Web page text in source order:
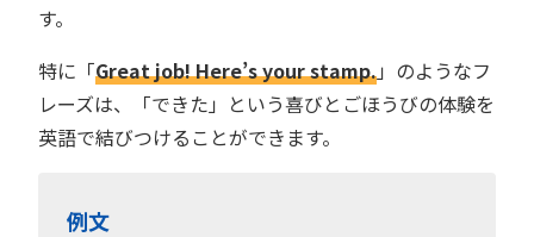
す。
特に「Great job! Here’s your stamp.」のようなフ
レーズは、「できた」という喜びとごほうびの体験を
英語で結びつけることができます。
例文